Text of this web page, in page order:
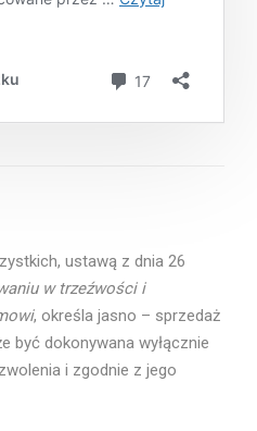
ustawą z dnia 26
w trzeźwości i
, określa jasno – sprzedaż
być dokonywana wyłącznie
i zgodnie z jego